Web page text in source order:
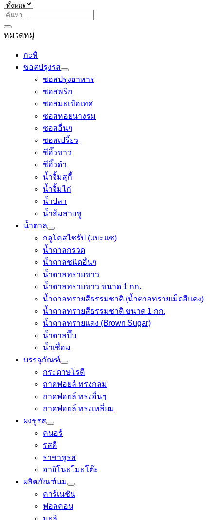
ค้นหา:
หมวดหมู่
กะทิ
ซอสปรุงรส
ซอสปรุงอาหาร
ซอสพริก
ซอสมะเขือเทศ
ซอสหอยนางรม
ซอสอื่นๆ
ซอสเปรี้ยว
ซีอิ๊วขาว
ซีอิ๊วดำ
น้ำจิ้มสุกี้
น้ำจิ้มไก่
น้ำปลา
น้ำส้มสายชู
น้ำตาล
กลูโคสไซรัป (แบะแซ)
น้ำตาลกรวด
น้ำตาลชนิดอื่นๆ
น้ำตาลทรายขาว
น้ำตาลทรายขาว ขนาด 1 กก.
น้ำตาลทรายสีธรรมชาติ (น้ำตาลทรายเม็ดสีแดง)
น้ำตาลทรายสีธรรมชาติ ขนาด 1 กก.
น้ำตาลทรายแดง (Brown Sugar)
น้ำตาลปี๊บ
น้ำเชื่อม
บรรจุภัณฑ์
กระดาษโรตี
ถาดฟอยล์ ทรงกลม
ถาดฟอยล์ ทรงอื่นๆ
ถาดฟอยล์ ทรงเหลี่ยม
ผงชูรส
คนอร์
รสดี
ราชาชูรส
อายิโนะโมะโต๊ะ
ผลิตภัณฑ์นม
คาร์เนชัน
ฟอลคอน
มะลิ